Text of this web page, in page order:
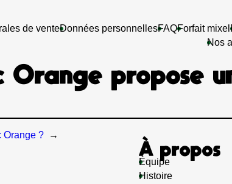
de venteDonnées personnellesFAQForfait mixel
Nos
Orange propose
Orange ?
→
À propos
Équipe
Histoire